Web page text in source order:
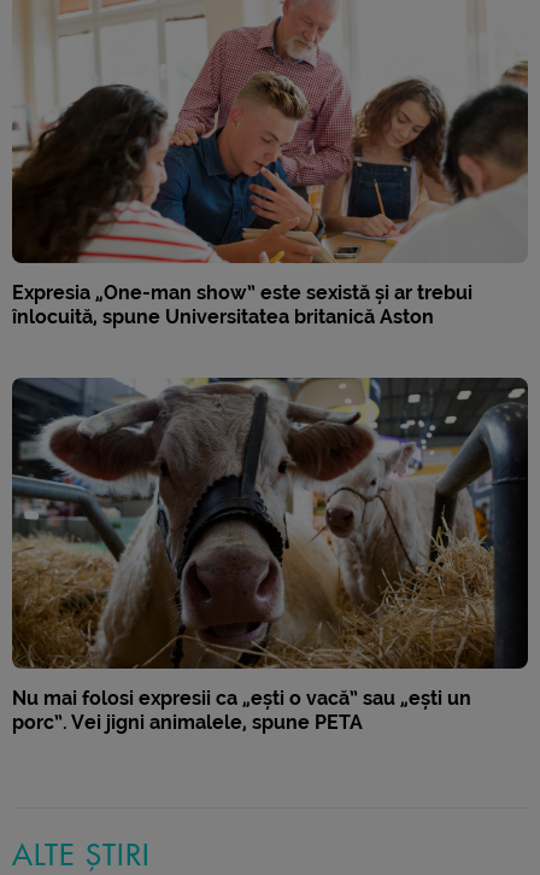
Expresia „One-man show” este sexistă și ar trebui
înlocuită, spune Universitatea britanică Aston
Nu mai folosi expresii ca „ești o vacă” sau „ești un
porc”. Vei jigni animalele, spune PETA
ALTE ȘTIRI